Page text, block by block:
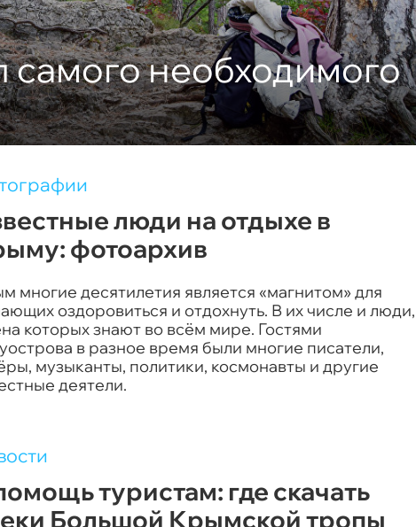
самого необходимого
люди на отдыхе в
фотоархив
многие десятилетия является «магнитом» для
оздоровиться и отдохнуть. В их числе и люди,
которых знают во всём мире. Гостями
в разное время были многие писатели,
музыканты, политики, космонавты и другие
деятели.
туристам: где скачать
Большой Крымской тропы